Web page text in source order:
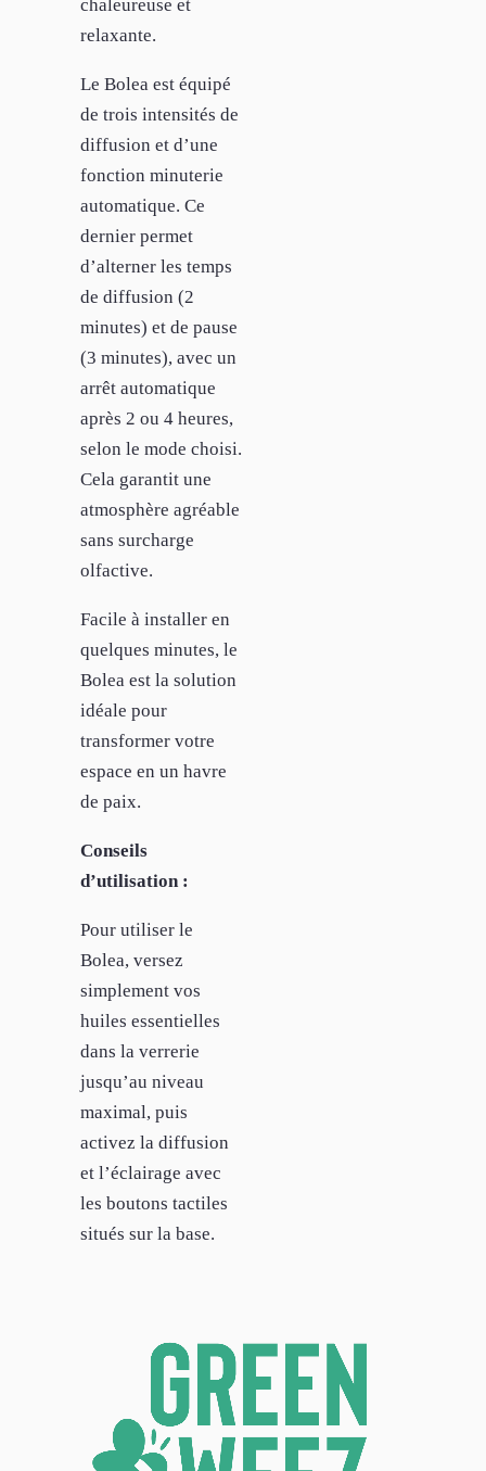
chaleureuse et
relaxante.
Le Bolea est équipé
de trois intensités de
diffusion et d’une
fonction minuterie
automatique. Ce
dernier permet
d’alterner les temps
de diffusion (2
minutes) et de pause
(3 minutes), avec un
arrêt automatique
après 2 ou 4 heures,
selon le mode choisi.
Cela garantit une
atmosphère agréable
sans surcharge
olfactive.
Facile à installer en
quelques minutes, le
Bolea est la solution
idéale pour
transformer votre
espace en un havre
de paix.
Conseils
d’utilisation :
Pour utiliser le
Bolea, versez
simplement vos
huiles essentielles
dans la verrerie
jusqu’au niveau
maximal, puis
activez la diffusion
et l’éclairage avec
les boutons tactiles
situés sur la base.